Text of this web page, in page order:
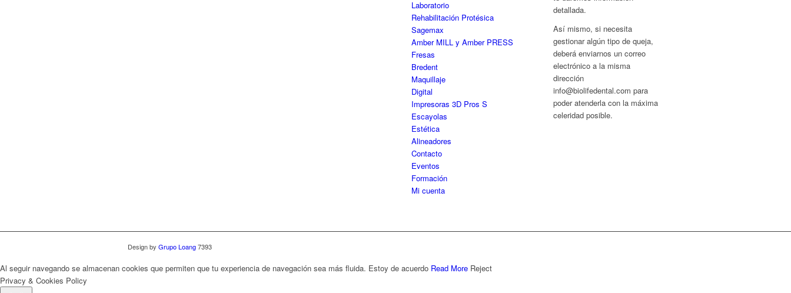
Laboratorio
Rehabilitación Protésica
Sagemax
Amber MILL y Amber PRESS
Fresas
Bredent
Maquillaje
Digital
Impresoras 3D Pros S
Escayolas
Estética
Alineadores
Contacto
Eventos
Formación
Mi cuenta
detallada.
Así mismo, si necesita
gestionar algún tipo de queja,
deberá enviarnos un correo
electrónico a la misma
dirección
info@biolifedental.com para
poder atenderla con la máxima
celeridad posible.
Design by Grupo Loang7393
Al seguir navegando se almacenan cookies que permiten que tu experiencia de navegación sea más fluida. Estoy de acuerdo Read More Reject
Privacy & Cookies Policy